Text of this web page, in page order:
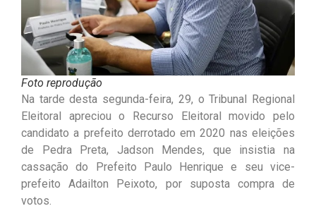
Foto reprodução
Na tarde desta segunda-feira, 29, o Tribunal Regional
Eleitoral apreciou o Recurso Eleitoral movido pelo
candidato a prefeito derrotado em 2020 nas eleições
de Pedra Preta, Jadson Mendes, que insistia na
cassação do Prefeito Paulo Henrique e seu vice-
prefeito Adailton Peixoto, por suposta compra de
votos.